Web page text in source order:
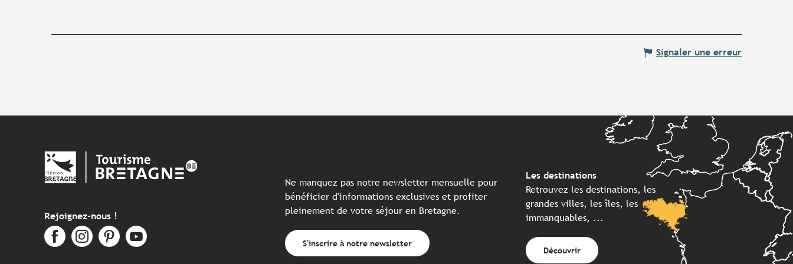
Signaler une erreur
Rejoignez-nous !
Ne manquez pas notre newsletter mensuelle pour
bénéficier d'informations exclusives et profiter
pleinement de votre séjour en Bretagne.
S'inscrire à notre newsletter
Les destinations
Retrouvez les destinations, les
grandes villes, les îles, les
immanquables, ...
Découvrir